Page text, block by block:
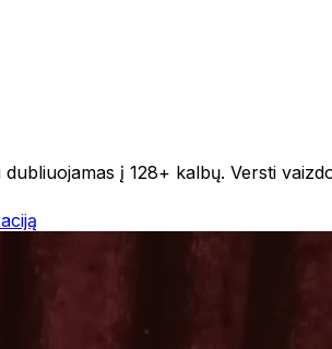
į 128+ kalbų. Versti